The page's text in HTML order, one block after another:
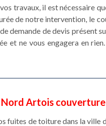
travaux, il est nécessaire
de notre intervention, le
demande de devis
et ne vous engagera en
Nord Artois
fuites de toiture dans la ville